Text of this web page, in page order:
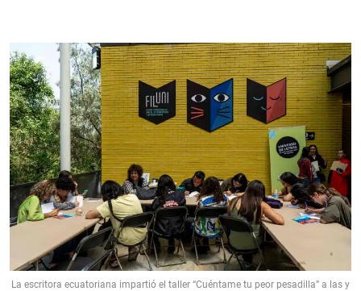
La escritora ecuatoriana impartió el taller “Cuéntame tu peor pesadilla” a las y